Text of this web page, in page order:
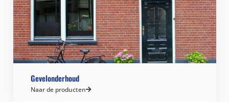
Gevelonderhoud
Naar de producten